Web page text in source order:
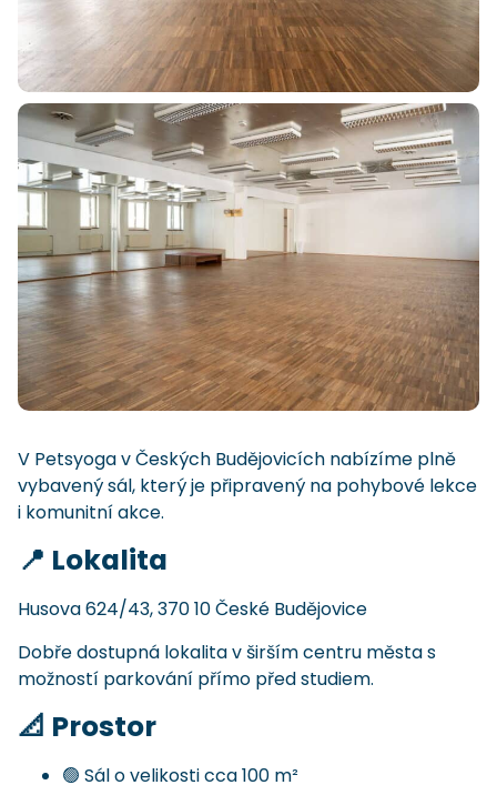
V Petsyoga v Českých Budějovicích nabízíme plně
vybavený sál, který je připravený na pohybové lekce
i komunitní akce.
📍 Lokalita
Husova 624/43, 370 10 České Budějovice
Dobře dostupná lokalita v širším centru města s
možností parkování přímo před studiem.
📐 Prostor
🟢 Sál o velikosti cca 100 m²